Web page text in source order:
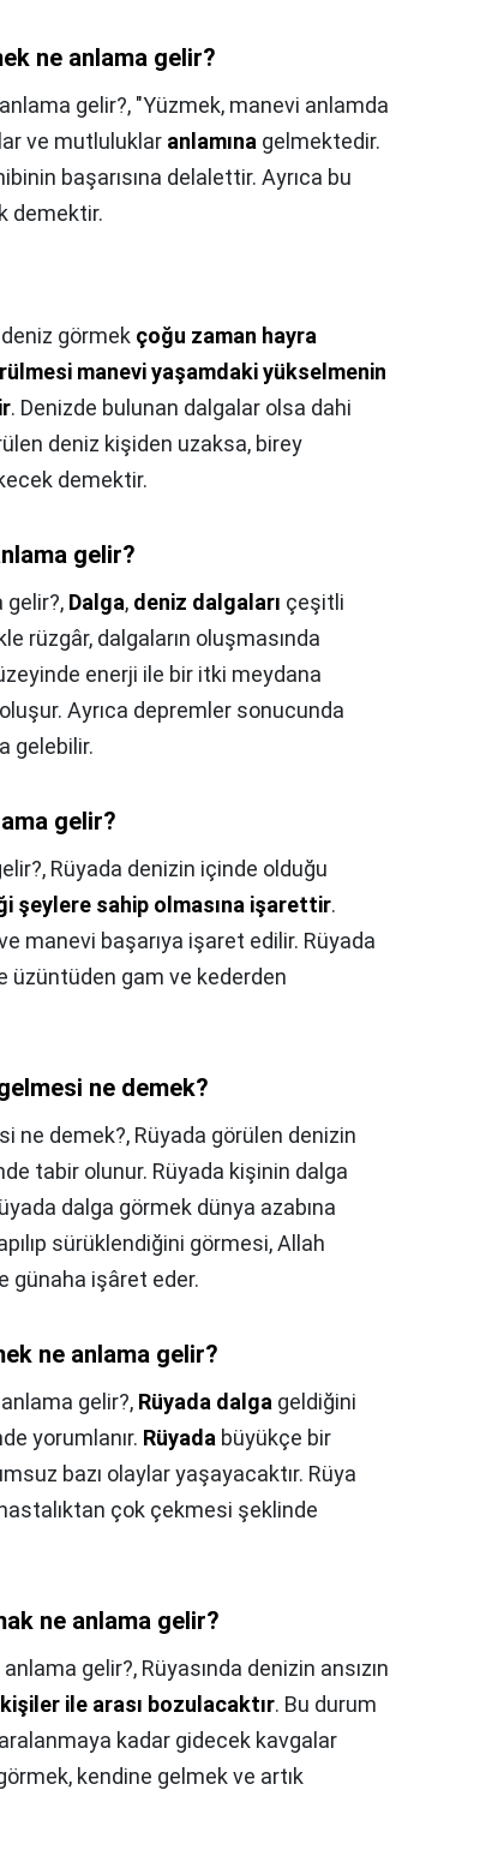
ne anlama gelir?
gelir?, "Yüzmek, manevi anlamda
ve mutluluklar anlamına gelmektedir.
başarısına delalettir. Ayrıca bu
demektir.
görmek çoğu zaman hayra
manevi yaşamdaki yükselmenin
. Denizde bulunan dalgalar olsa dahi
deniz kişiden uzaksa, birey
demektir.
gelir?
gelir?, Dalga, deniz dalgaları çeşitli
rüzgâr, dalgaların oluşmasında
enerji ile bir itki meydana
Ayrıca depremler sonucunda
gelebilir.
gelir?
Rüyada denizin içinde olduğu
şeylere sahip olmasına işarettir.
manevi başarıya işaret edilir. Rüyada
üzüntüden gam ve kederden
ne demek?
ne demek?, Rüyada görülen denizin
tabir olunur. Rüyada kişinin dalga
dalga görmek dünya azabına
sürüklendiğini görmesi, Allah
günaha işâret eder.
ne anlama gelir?
gelir?, Rüyada dalga geldiğini
yorumlanır. Rüyada büyükçe bir
bazı olaylar yaşayacaktır. Rüya
çok çekmesi şeklinde
ne anlama gelir?
gelir?, Rüyasında denizin ansızın
ile arası bozulacaktır. Bu durum
kadar gidecek kavgalar
kendine gelmek ve artık